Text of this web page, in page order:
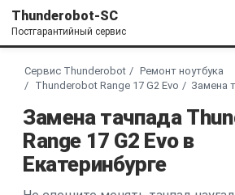
Thunderobot-SC
Постгарантийный сервис
Сервис Thunderobot
Ремонт ноутбука
Thunderobot Range 17 G2 Evo
Замена
Замена тачпада
Range 17 G2 Evo в
Екатеринбурге